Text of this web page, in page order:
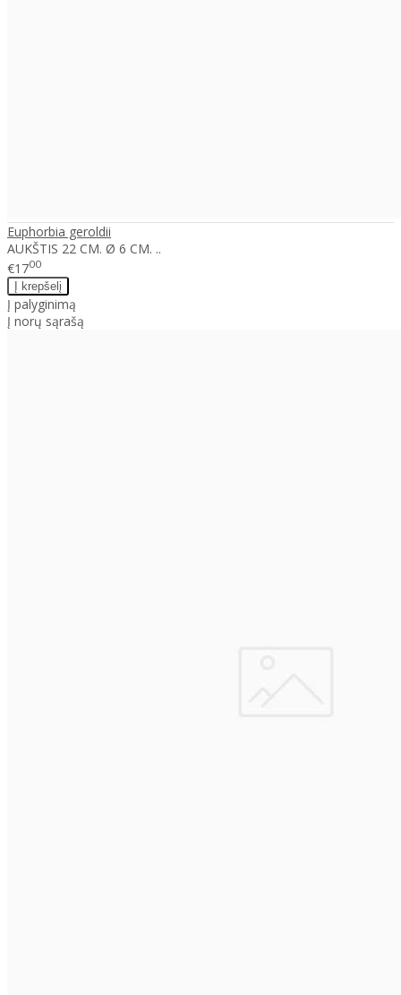
Euphorbia geroldii
AUKŠTIS 22 CM. Ø 6 CM. ..
€1700
Į palyginimą
Į norų sąrašą